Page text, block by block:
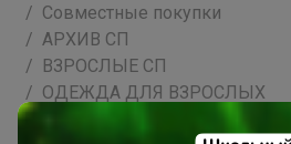
Совместные покупки
АРХИВ СП
ВЗРОСЛЫЕ СП
ОДЕЖДА ДЛЯ ВЗРОСЛЫХ